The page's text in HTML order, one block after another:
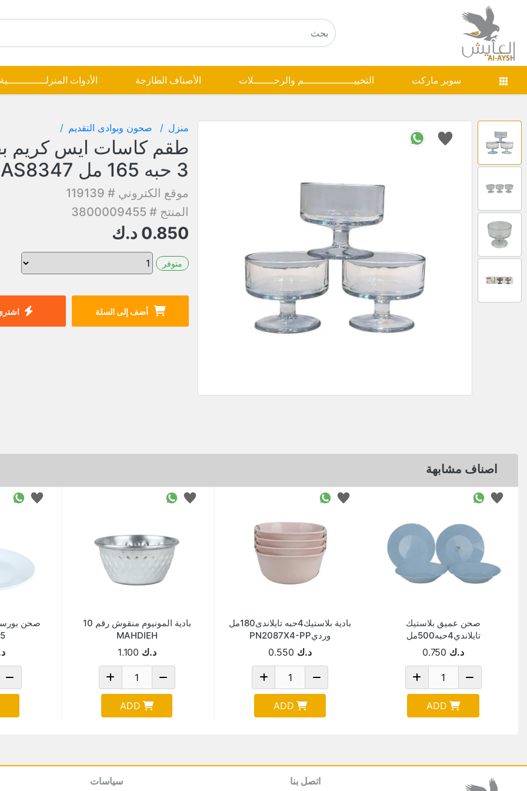
سوبر ماركت التخييـــــــــــــــــم والرحـــــــلات الأصناف الطازجة الأدوات المنزلـــــــــــــية
منزل صحون وبوادى التقديم
طقم كاسات ايس كريم
3 حبه 165 مل MAS8347
موقع الكتروني # 119139
المنتج # 3800009455
0.850 د.ك
متوفر
أضف إلى السلة
اصناف مشابهة
صحن عميق بلاستيك
تايلاندي4حبه500مل
ازرقPN2112X4
د.ك 0.750
ADD
بادية بلاستيك4حبه تايلاندى180مل
ورديPN2087X4-PP
د.ك 0.550
ADD
بادية المونيوم منقوش رقم 10
MAHDIEH
د.ك 1.100
ADD
اتصل بنا سياسات